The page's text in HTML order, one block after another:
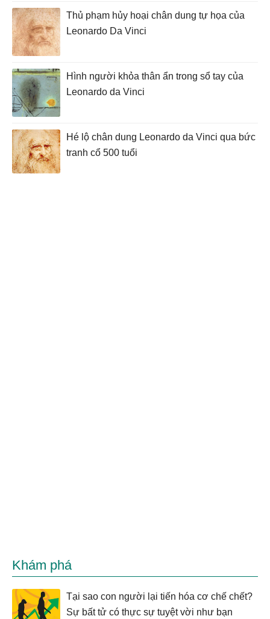
Thủ phạm hủy hoại chân dung tự họa của
Leonardo Da Vinci
Hình người khỏa thân ẩn trong sổ tay của
Leonardo da Vinci
Hé lộ chân dung Leonardo da Vinci qua bức
tranh cổ 500 tuổi
Khám phá
Tại sao con người lại tiến hóa cơ chế chết?
Sự bất tử có thực sự tuyệt vời như bạn